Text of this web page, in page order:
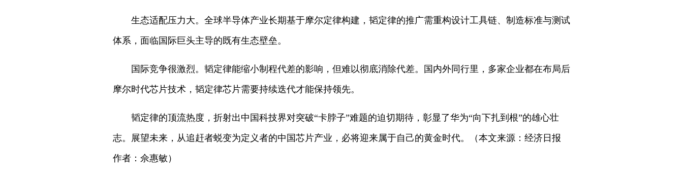
生态适配压力大。全球半导体产业长期基于摩尔定律构建，韬定律的推广需重构设计工具链、制造标准与测试
体系，面临国际巨头主导的既有生态壁垒。
国际竞争很激烈。韬定律能缩小制程代差的影响，但难以彻底消除代差。国内外同行里，多家企业都在布局后
摩尔时代芯片技术，韬定律芯片需要持续迭代才能保持领先。
韬定律的顶流热度，折射出中国科技界对突破“卡脖子”难题的迫切期待，彰显了华为“向下扎到根”的雄心壮
志。展望未来，从追赶者蜕变为定义者的中国芯片产业，必将迎来属于自己的黄金时代。（本文来源：经济日报
作者：佘惠敏）